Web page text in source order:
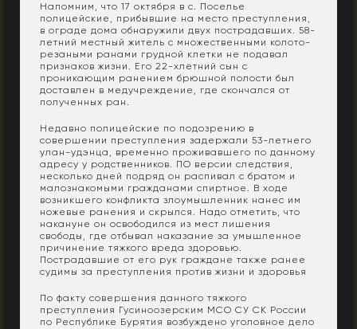
Напомним, что 17 октября в с. Поселье
полицейские, прибывшие на место преступления,
в ограде дома обнаружили двух пострадавших. 58-
летний местный житель с множественными колото-
резаными ранами грудной клетки не подавал
признаков жизни. Его 22-хлетний сын с
проникающим ранением брюшной полости был
доставлен в медучреждение, где скончался от
полученных ран.
Недавно полицейские по подозрению в
совершении преступления задержали 53-летнего
улан-удэнца, временно проживавшего по данному
адресу у родственников. ПО версии следствия,
несколько дней подряд он распивал с братом и
малознакомыми гражданами спиртное. В ходе
возникшего конфликта злоумышленник нанес им
ножевые ранения и скрылся. Надо отметить, что
накануне он освободился из мест лишения
свободы, где отбывал наказание за умышленное
причинение тяжкого вреда здоровью.
Пострадавшие от его рук граждане также ранее
судимы за преступления против жизни и здоровья
По факту совершения данного тяжкого
преступления Гусиноозерским МСО СУ СК России
по Республике Бурятия возбуждено уголовное дело